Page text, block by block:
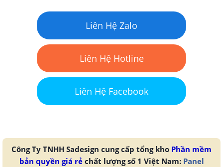
Liên Hệ Zalo
Liên Hệ Hotline
Liên Hệ Facebook
Công Ty TNHH Sadesign cung cấp tổng kho Phần mềm
bản quyền giá rẻchất lượng số 1 Việt Nam: Panel